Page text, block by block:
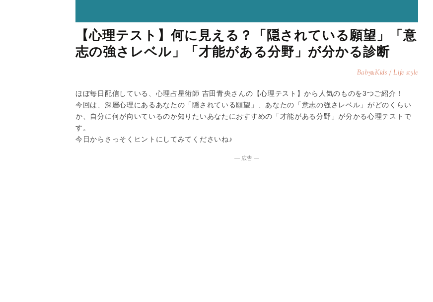
【心理テスト】何に見える？「隠されている願望」「意
志の強さレベル」「才能がある分野」が分かる診断
Baby&Kids / Life style
ほぼ毎日配信している、心理占星術師 吉田青央さんの【心理テスト】から人気のものを3つご紹介！
今回は、深層心理にあるあなたの「隠されている願望」、あなたの「意志の強さレベル」がどのくらい
か、自分に何が向いているのか知りたいあなたにおすすめの「才能がある分野」が分かる心理テストで
す。
今日からさっそくヒントにしてみてくださいね♪
― 広告 ―